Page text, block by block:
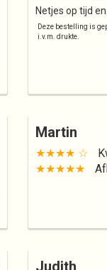
Netjes op tijd
Deze bestelling is
i.v.m. drukte.
Martin
★★★★ ☆
★★★★★
Judith